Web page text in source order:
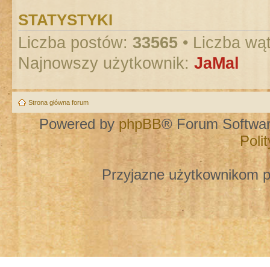
STATYSTYKI
Liczba postów: 33565 • Liczba
Najnowszy użytkownik: JaMal
Strona główna forum
Powered by phpBB® Forum
Przyjazne użytkownikom